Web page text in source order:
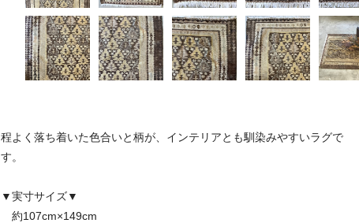
程よく落ち着いた色合いと柄が、インテリアとも馴染みやすいラグで
す。
▼実寸サイズ▼
約107cm×149cm